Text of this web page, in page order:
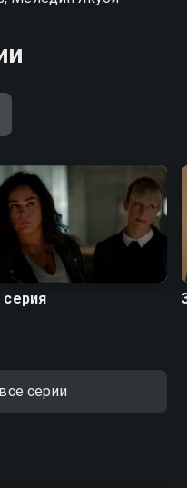
серия
серии